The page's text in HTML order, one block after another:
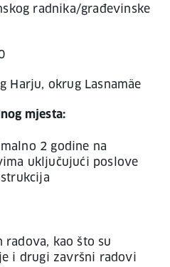
radnika/građevinske
Harju, okrug Lasnamäe
mjesta:
2 godine na
uključujući poslove
radova, kao što su
i drugi završni radovi